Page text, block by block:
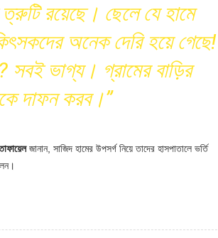
রয়েছে। ছেলে যে হামে
অনেক দেরি হয়ে গেছে!
সবই ভাগ্য। গ্রামের বাড়ির
দাফন করব।”
জানান, সাজিদ হামের উপসর্গ নিয়ে তাদের হাসপাতালে ভর্তি